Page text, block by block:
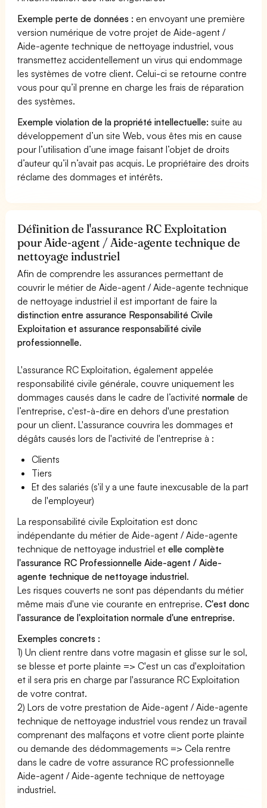
Exemple perte de données : en envoyant une première
version numérique de votre projet de Aide-agent /
Aide-agente technique de nettoyage industriel, vous
transmettez accidentellement un virus qui endommage
les systèmes de votre client. Celui-ci se retourne contre
vous pour qu’il prenne en charge les frais de réparation
des systèmes.
Exemple violation de la propriété intellectuelle: suite au
développement d’un site Web, vous êtes mis en cause
pour l’utilisation d’une image faisant l’objet de droits
d’auteur qu’il n’avait pas acquis. Le propriétaire des droits
réclame des dommages et intérêts.
Définition de l'assurance RC Exploitation
pour Aide-agent / Aide-agente technique de
nettoyage industriel
Afin de comprendre les assurances permettant de
couvrir le métier de Aide-agent / Aide-agente technique
de nettoyage industriel il est important de faire la
distinction entre assurance Responsabilité Civile
Exploitation et assurance responsabilité civile
professionnelle.
L'assurance RC Exploitation, également appelée
responsabilité civile générale, couvre uniquement les
dommages causés dans le cadre de l’activiténormale de
l’entreprise, c'est-à-dire en dehors d'une prestation
pour un client. L'assurance couvrira les dommages et
dégâts causés lors de l'activité de l'entreprise à :
Clients
Tiers
Et des salariés (s'il y a une faute inexcusable de la part
de l'employeur)
La responsabilité civile Exploitation est donc
indépendante du métier de Aide-agent / Aide-agente
technique de nettoyage industriel etelle complète
l'assurance RC Professionnelle Aide-agent / Aide-
agente technique de nettoyage industriel.
Les risques couverts ne sont pas dépendants du métier
même mais d'une vie courante en entreprise.C'est donc
l'assurance de l'exploitation normale d'une entreprise.
Exemples concrets :
1) Un client rentre dans votre magasin et glisse sur le sol,
se blesse et porte plainte => C'est un cas d'exploitation
et il sera pris en charge par l'assurance RC Exploitation
de votre contrat.
2) Lors de votre prestation de Aide-agent / Aide-agente
technique de nettoyage industriel vous rendez un travail
comprenant des malfaçons et votre client porte plainte
ou demande des dédommagements => Cela rentre
dans le cadre de votre assurance RC professionnelle
Aide-agent / Aide-agente technique de nettoyage
industriel.